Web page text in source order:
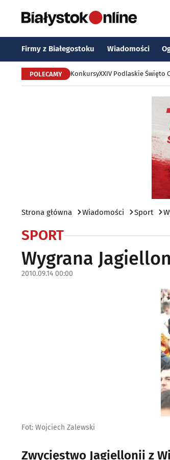
Firmy z Białegostoku Wiadomości
POLECAMY KonkursyXXIV Podlaskie Święto
Strona główna Wiadomości Sport
SPORT
Wygrana
2010.09.14 00:00
Fot: Wojciech Zalewski
Zwycięstwo Jagiellonii z